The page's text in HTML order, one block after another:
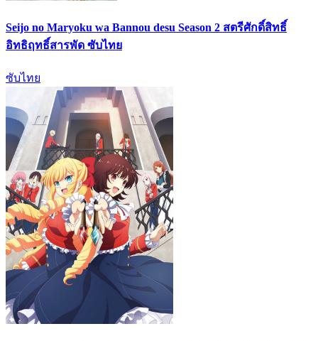
Seijo no Maryoku wa Bannou desu Season 2 สตรีศักดิ์สิทธิ์
อิทธิฤทธิ์สารพัด ซับไทย
ซับไทย